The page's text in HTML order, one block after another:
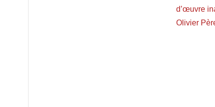
d’œuvre
Olivier